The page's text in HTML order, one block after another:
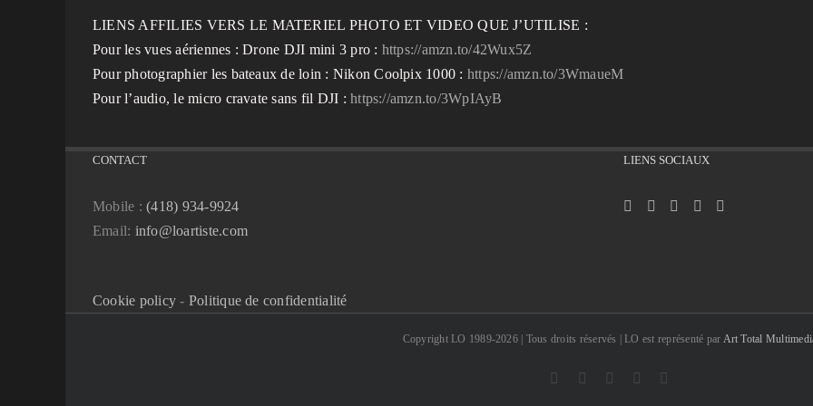
LIENS AFFILIES VERS LE MATERIEL PHOTO ET VIDEO QUE J’UTILISE :
Pour les vues aériennes : Drone DJI mini 3 pro : https://amzn.to/42Wux5Z
Pour photographier les bateaux de loin : Nikon Coolpix 1000 : https://amzn.to/3WmaueM
Pour l’audio, le micro cravate sans fil DJI :https://amzn.to/3WpIAyB
CONTACT
Mobile :(418) 934-9924
Email: info@loartiste.com
Cookie policy - Politique de confidentialité
LIENS SOCIAUX
Copyright LO 1989-2026 | Tous droits réservés | LO est représenté par Art Total
FacebookInstagram
Email Pinterest